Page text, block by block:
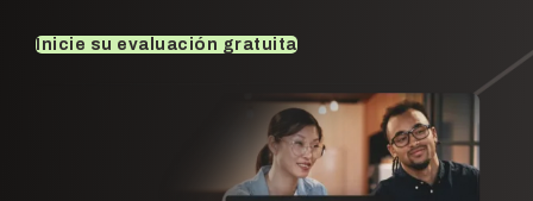
Inicie su evaluación gratuita